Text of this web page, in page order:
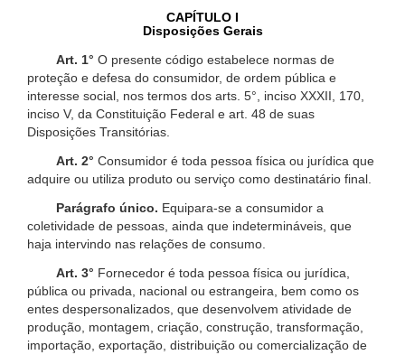
CAPÍTULO I
Disposições Gerais
Art. 1° O presente código estabelece normas de
proteção e defesa do consumidor, de ordem pública e
interesse social, nos termos dos arts. 5°, inciso XXXII, 170,
inciso V, da Constituição Federal e art. 48 de suas
Disposições Transitórias.
Art. 2° Consumidor é toda pessoa física ou jurídica que
adquire ou utiliza produto ou serviço como destinatário final.
Parágrafo único. Equipara-se a consumidor a
coletividade de pessoas, ainda que indetermináveis, que
haja intervindo nas relações de consumo.
Art. 3° Fornecedor é toda pessoa física ou jurídica,
pública ou privada, nacional ou estrangeira, bem como os
entes despersonalizados, que desenvolvem atividade de
produção, montagem, criação, construção, transformação,
importação, exportação, distribuição ou comercialização de